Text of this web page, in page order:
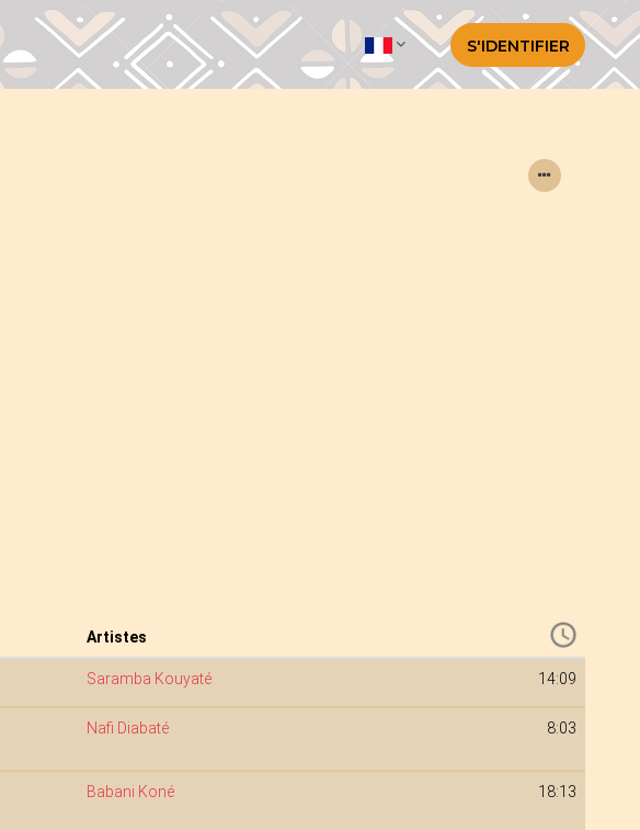
S'IDENTIFIER
Artistes
Saramba Kouyaté 14:09
Nafi Diabaté 8:03
Babani Koné 18:13